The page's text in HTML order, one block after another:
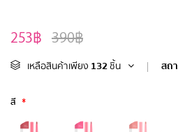
390฿
253฿
เหลือสินค้าเพียง 132 ชิ้น | สถ
สี *